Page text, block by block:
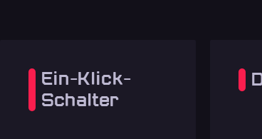
Ein-Klick-
Schalter